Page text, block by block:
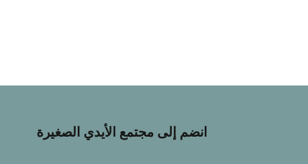
انضم إلى مجتمع الأيدي الصغيرة